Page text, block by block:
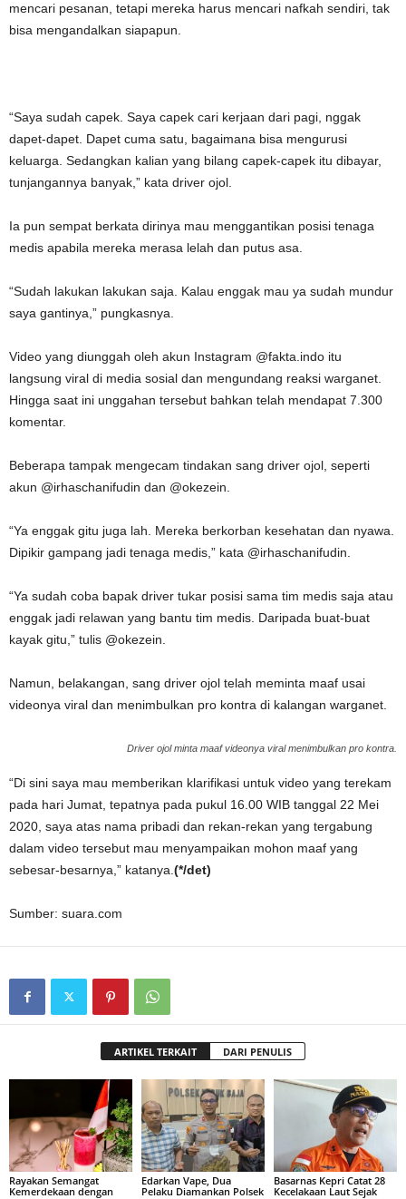
mencari pesanan, tetapi mereka harus mencari nafkah sendiri, tak
bisa mengandalkan siapapun.
“Saya sudah capek. Saya capek cari kerjaan dari pagi, nggak
dapet-dapet. Dapet cuma satu, bagaimana bisa mengurusi
keluarga. Sedangkan kalian yang bilang capek-capek itu dibayar,
tunjangannya banyak,” kata driver ojol.
Ia pun sempat berkata dirinya mau menggantikan posisi tenaga
medis apabila mereka merasa lelah dan putus asa.
“Sudah lakukan lakukan saja. Kalau enggak mau ya sudah mundur
saya gantinya,” pungkasnya.
Video yang diunggah oleh akun Instagram @fakta.indo itu
langsung viral di media sosial dan mengundang reaksi warganet.
Hingga saat ini unggahan tersebut bahkan telah mendapat 7.300
komentar.
Beberapa tampak mengecam tindakan sang driver ojol, seperti
akun @irhaschanifudin dan @okezein.
“Ya enggak gitu juga lah. Mereka berkorban kesehatan dan nyawa.
Dipikir gampang jadi tenaga medis,” kata @irhaschanifudin.
“Ya sudah coba bapak driver tukar posisi sama tim medis saja atau
enggak jadi relawan yang bantu tim medis. Daripada buat-buat
kayak gitu,” tulis @okezein.
Namun, belakangan, sang driver ojol telah meminta maaf usai
videonya viral dan menimbulkan pro kontra di kalangan warganet.
Driver ojol minta maaf videonya viral menimbulkan pro kontra.
“Di sini saya mau memberikan klarifikasi untuk video yang terekam
pada hari Jumat, tepatnya pada pukul 16.00 WIB tanggal 22 Mei
2020, saya atas nama pribadi dan rekan-rekan yang tergabung
dalam video tersebut mau menyampaikan mohon maaf yang
sebesar-besarnya,” katanya. (*/det)
Sumber: suara.com
ARTIKEL TERKAIT DARI PENULIS
Rayakan Semangat
Kemerdekaan dengan
Edarkan Vape, Dua
Pelaku Diamankan Polsek
Basarnas Kepri Catat 28
Kecelakaan Laut Sejak